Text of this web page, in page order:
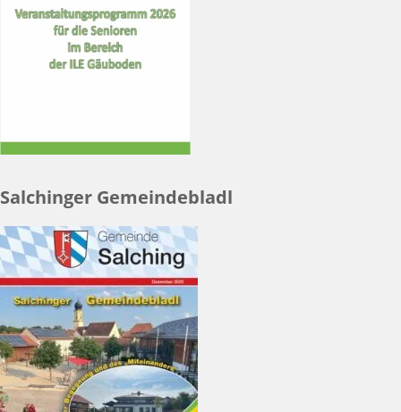
Salchinger Gemeindebladl